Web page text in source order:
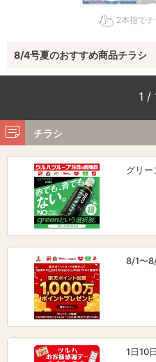
2本指で
8/4号夏のおすすめ商品チラシ
1 /
チラシ
グリー
8/1〜
1日10